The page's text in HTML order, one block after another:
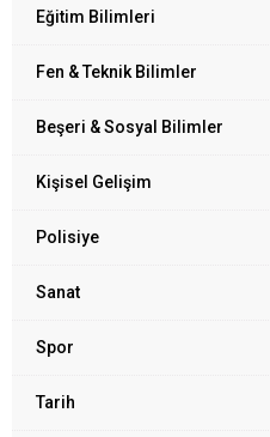
Eğitim Bilimleri
Fen & Teknik Bilimler
Beşeri & Sosyal Bilimler
Kişisel Gelişim
Polisiye
Sanat
Spor
Tarih